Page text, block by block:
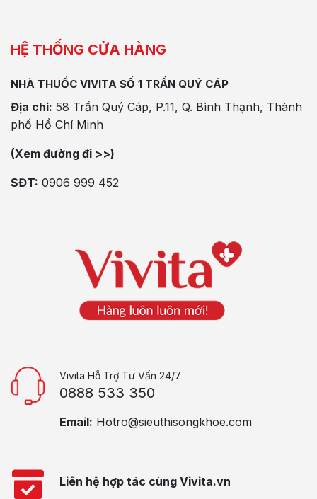
HỆ THỐNG CỬA HÀNG
NHÀ THUỐC VIVITA SỐ 1 TRẦN QUÝ CÁP
Địa chỉ: 58 Trần Quý Cáp, P.11, Q. Bình Thạnh, Thành
phố Hồ Chí Minh
(Xem đường đi >>)
SĐT: 0906 999 452
Vivita Hỗ Trợ Tư Vấn 24/7
0888 533 350
Email: Hotro@sieuthisongkhoe.com
Liên hệ hợp tác cùng Vivita.vn